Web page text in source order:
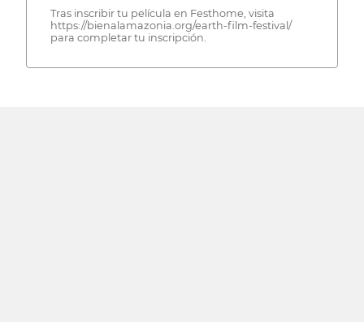
Tras inscribir tu película en Festhome, visita
https://bienalamazonia.org/earth-film-festival/
para completar tu inscripción.